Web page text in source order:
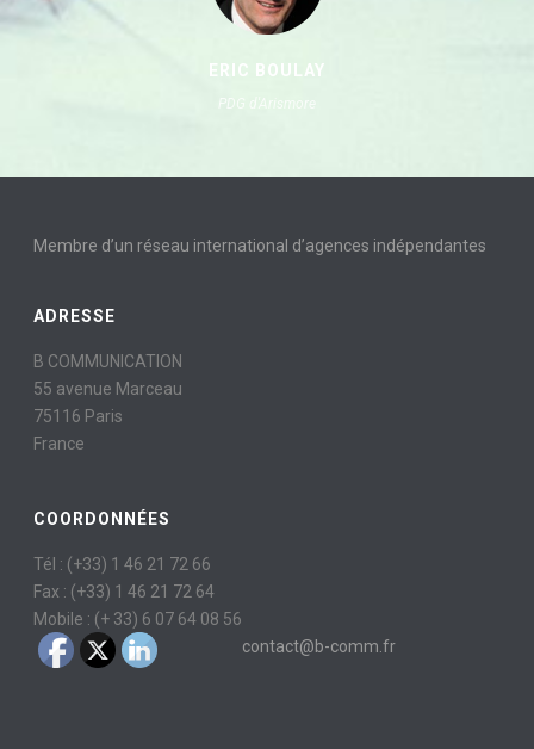
ERIC BOULAY
PDG d'Arismore
Membre d’un réseau international d’agences indépendantes
ADRESSE
B COMMUNICATION
55 avenue Marceau
75116 Paris
France
COORDONNÉES
Tél : (+33) 1 46 21 72 66
Fax : (+33) 1 46 21 72 64
Mobile : (+ 33) 6 07 64 08 56
contact@b-comm.fr